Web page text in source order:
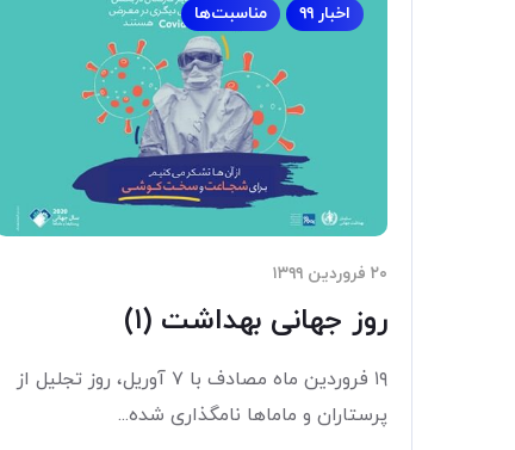
اخبار ۹۹ مناسبت‌ها
۲۰ فروردین ۱۳۹۹
روز جهانی بهداشت (۱)
۱۹ فروردین ماه مصادف با ۷ آوریل، روز تجلیل از
پرستاران و ماماها نامگذاری شده...